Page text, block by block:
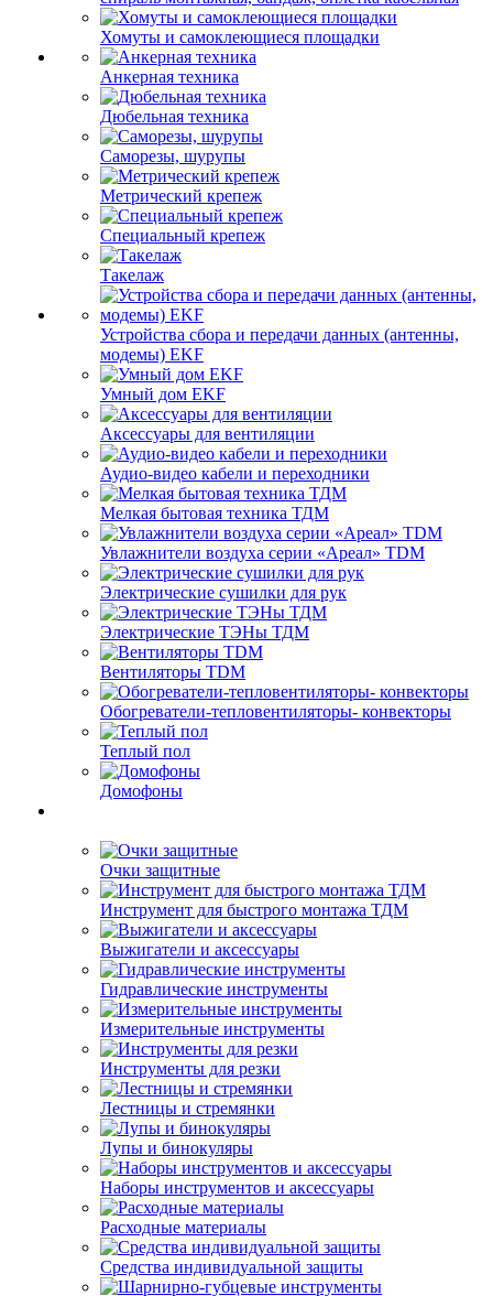
Хомуты и самоклеющиеся площадки
Анкерная техника
Дюбельная техника
Саморезы, шурупы
Метрический крепеж
Специальный крепеж
Такелаж
Устройства сбора и передачи данных (антенны,
модемы) EKF
Умный дом EKF
Аксессуары для вентиляции
Аудио-видео кабели и переходники
Мелкая бытовая техника ТДМ
Увлажнители воздуха серии «Ареал» TDM
Электрические сушилки для рук
Электрические ТЭНы ТДМ
Вентиляторы TDM
Обогреватели-тепловентиляторы- конвекторы
Теплый пол
Домофоны
Очки защитные
Инструмент для быстрого монтажа ТДМ
Выжигатели и аксессуары
Гидравлические инструменты
Измерительные инструменты
Инструменты для резки
Лестницы и стремянки
Лупы и бинокуляры
Наборы инструментов и аксессуары
Расходные материалы
Средства индивидуальной защиты